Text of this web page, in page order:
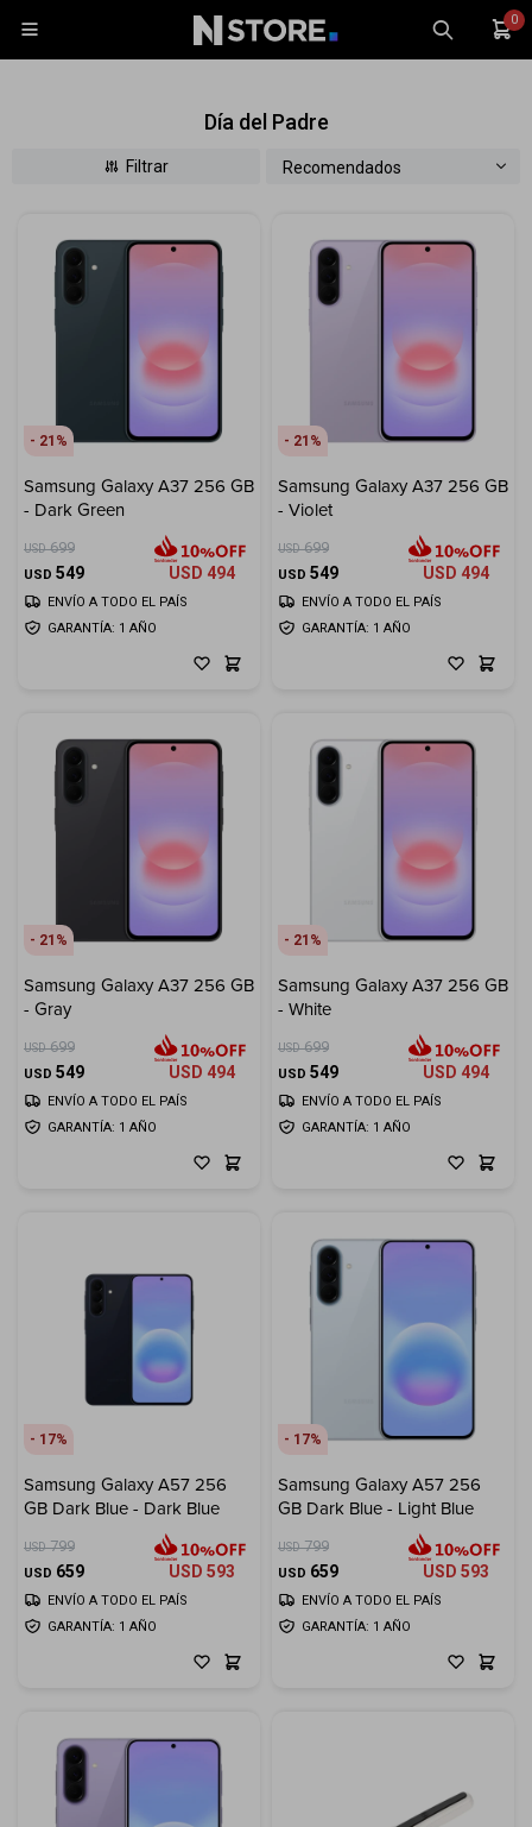
0

Día del Padre
Recomendados
21
Samsung Galaxy A37 256 GB
- Dark Green
USD 699
USD 549 USD 494
GARANTÍA: 1 AÑO
ENVÍO A TODO EL PAÍS
21
Samsung Galaxy A37 256 GB
- Violet
USD 699
USD 549 USD 494
GARANTÍA: 1 AÑO
ENVÍO A TODO EL PAÍS
21
Samsung Galaxy A37 256 GB
- Gray
USD 699
USD 549 USD 494
GARANTÍA: 1 AÑO
ENVÍO A TODO EL PAÍS
21
Samsung Galaxy A37 256 GB
- White
USD 699
USD 549 USD 494
GARANTÍA: 1 AÑO
ENVÍO A TODO EL PAÍS
17
Samsung Galaxy A57 256
GB Dark Blue - Dark Blue
USD 799
USD 659 USD 593
GARANTÍA: 1 AÑO
ENVÍO A TODO EL PAÍS
17
Samsung Galaxy A57 256
GB Dark Blue - Light Blue
USD 799
USD 659 USD 593
GARANTÍA: 1 AÑO
ENVÍO A TODO EL PAÍS
Tecnología
TV y Audio
Electrodomésticos
Movilidad
Cuenta
Tiendas
Celulares
Tablets
Wearables